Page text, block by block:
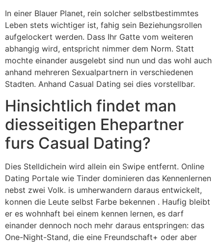
In einer Blauer Planet, rein solcher selbstbestimmtes
Leben stets wichtiger ist, fahig sein Beziehungsrollen
aufgelockert werden. Dass Ihr Gatte vom weiteren
abhangig wird, entspricht nimmer dem Norm. Statt
mochte einander ausgelebt sind nun und das wohl auch
anhand mehreren Sexualpartnern in verschiedenen
Stadten. Anhand Casual Dating sei dies vorstellbar.
Hinsichtlich findet man
diesseitigen Ehepartner
furs Casual Dating?
Dies Stelldichein wird allein ein Swipe entfernt. Online
Dating Portale wie Tinder dominieren das Kennenlernen
nebst zwei Volk. is umherwandern daraus entwickelt,
konnen die Leute selbst Farbe bekennen . Haufig bleibt
er es wohnhaft bei einem kennen lernen, es darf
einander dennoch noch mehr daraus entspringen: das
One-Night-Stand, die eine Freundschaft+ oder aber